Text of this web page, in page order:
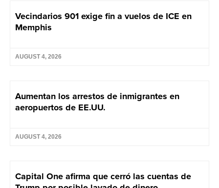
Vecindarios 901 exige fin a vuelos de ICE en
Memphis
AUGUST 4, 2026
Aumentan los arrestos de inmigrantes en
aeropuertos de EE.UU.
AUGUST 4, 2026
Capital One afirma que cerró las cuentas de